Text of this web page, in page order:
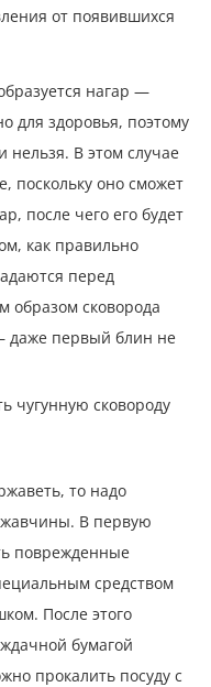
от появившихся
нагар —
для здоровья, поэтому
нельзя. В этом случае
поскольку оно сможет
после чего его будет
как правильно
перед
образом сковорода
даже первый блин не
то надо
В первую
поврежденные
средством
После этого
бумагой
прокалить посуду с